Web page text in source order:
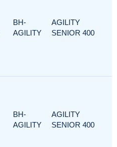
BH-
AGILITY
AGILITY
SENIOR 400
BH-
AGILITY
AGILITY
SENIOR 400